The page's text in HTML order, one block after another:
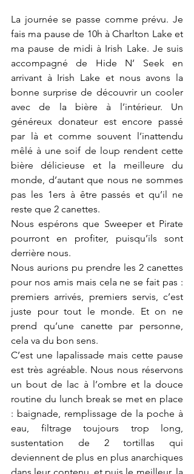
La journée se passe comme prévu. Je
fais ma pause de 10h à Charlton Lake et
ma pause de midi à Irish Lake. Je suis
accompagné de Hide N’ Seek en
arrivant à Irish Lake et nous avons la
bonne surprise de découvrir un cooler
avec de la bière à l’intérieur. Un
généreux donateur est encore passé
par là et comme souvent l’inattendu
mêlé à une soif de loup rendent cette
bière délicieuse et la meilleure du
monde, d’autant que nous ne sommes
pas les 1ers à être passés et qu’il ne
reste que 2 canettes.
Nous espérons que Sweeper et Pirate
pourront en profiter, puisqu’ils sont
derrière nous.
Nous aurions pu prendre les 2 canettes
pour nos amis mais cela ne se fait pas :
premiers arrivés, premiers servis, c’est
juste pour tout le monde. Et on ne
prend qu’une canette par personne,
cela va du bon sens.
C’est une lapalissade mais cette pause
est très agréable. Nous nous réservons
un bout de lac à l’ombre et la douce
routine du lunch break se met en place
: baignade, remplissage de la poche à
eau, filtrage toujours trop long,
sustentation de 2 tortillas qui
deviennent de plus en plus anarchiques
dans leur contenu, et puis le meilleur, la